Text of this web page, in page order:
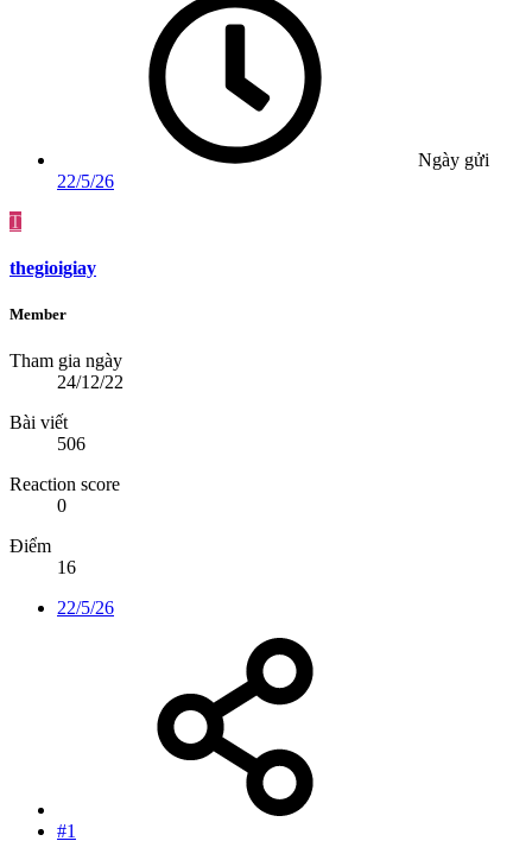
Ngày gửi
22/5/26
T
thegioigiay
Member
Tham gia ngày
24/12/22
Bài viết
506
Reaction score
0
Điểm
16
22/5/26
#1